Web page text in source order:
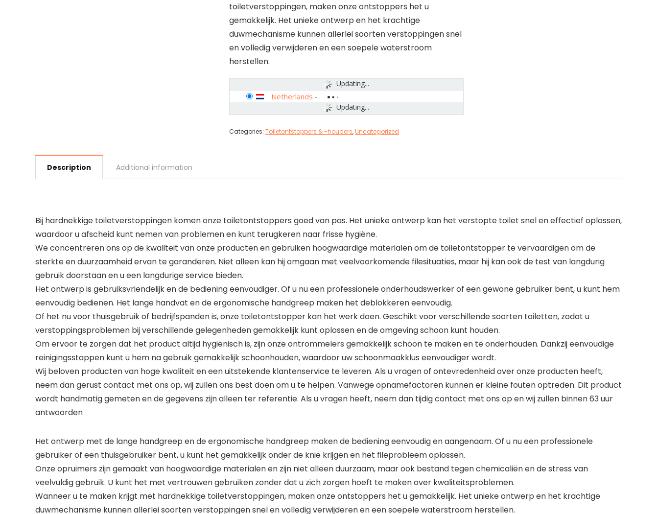
toiletverstoppingen, maken onze ontstoppers het u
gemakkelijk. Het unieke ontwerp en het krachtige
duwmechanisme kunnen allerlei soorten verstoppingen snel
en volledig verwijderen en een soepele waterstroom
herstellen.
Updating...
Updating...
Netherlands -
Categories: Toiletontstoppers & -houders,Uncategorized
Description Additional information
Bij hardnekkige toiletverstoppingen komen onze toiletontstoppers goed van pas. Het unieke ontwerp kan het verstopte toilet snel en effectief oplossen,
waardoor u afscheid kunt nemen van problemen en kunt terugkeren naar frisse hygiëne.
We concentreren ons op de kwaliteit van onze producten en gebruiken hoogwaardige materialen om de toiletontstopper te vervaardigen om de
sterkte en duurzaamheid ervan te garanderen. Niet alleen kan hij omgaan met veelvoorkomende filesituaties, maar hij kan ook de test van langdurig
gebruik doorstaan en u een langdurige service bieden.
Het ontwerp is gebruiksvriendelijk en de bediening eenvoudiger. Of u nu een professionele onderhoudswerker of een gewone gebruiker bent, u kunt hem
eenvoudig bedienen. Het lange handvat en de ergonomische handgreep maken het deblokkeren eenvoudig.
Of het nu voor thuisgebruik of bedrijfspanden is, onze toiletontstopper kan het werk doen. Geschikt voor verschillende soorten toiletten, zodat u
verstoppingsproblemen bij verschillende gelegenheden gemakkelijk kunt oplossen en de omgeving schoon kunt houden.
Om ervoor te zorgen dat het product altijd hygiënisch is, zijn onze ontrommelers gemakkelijk schoon te maken en te onderhouden. Dankzij eenvoudige
reinigingsstappen kunt u hem na gebruik gemakkelijk schoonhouden, waardoor uw schoonmaakklus eenvoudiger wordt.
Wij beloven producten van hoge kwaliteit en een uitstekende klantenservice te leveren. Als u vragen of ontevredenheid over onze producten heeft,
neem dan gerust contact met ons op, wij zullen ons best doen om u te helpen. Vanwege opnamefactoren kunnen er kleine fouten optreden. Dit product
wordt handmatig gemeten en de gegevens zijn alleen ter referentie. Als u vragen heeft, neem dan tijdig contact met ons op en wij zullen binnen 63 uur
antwoorden
Het ontwerp met de lange handgreep en de ergonomische handgreep maken de bediening eenvoudig en aangenaam. Of u nu een professionele
gebruiker of een thuisgebruiker bent, u kunt het gemakkelijk onder de knie krijgen en het fileprobleem oplossen.
Onze opruimers zijn gemaakt van hoogwaardige materialen en zijn niet alleen duurzaam, maar ook bestand tegen chemicaliën en de stress van
veelvuldig gebruik. U kunt het met vertrouwen gebruiken zonder dat u zich zorgen hoeft te maken over kwaliteitsproblemen.
Wanneer u te maken krijgt met hardnekkige toiletverstoppingen, maken onze ontstoppers het u gemakkelijk. Het unieke ontwerp en het krachtige
duwmechanisme kunnen allerlei soorten verstoppingen snel en volledig verwijderen en een soepele waterstroom herstellen.